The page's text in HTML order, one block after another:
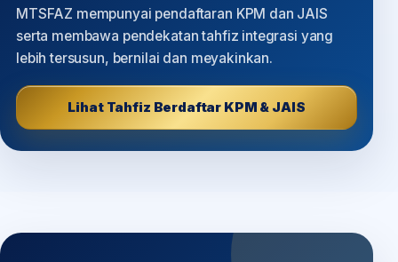
MTSFAZ mempunyai pendaftaran KPM dan JAIS
serta membawa pendekatan tahfiz integrasi yang
lebih tersusun, bernilai dan meyakinkan.
Lihat Tahfiz Berdaftar KPM & JAIS